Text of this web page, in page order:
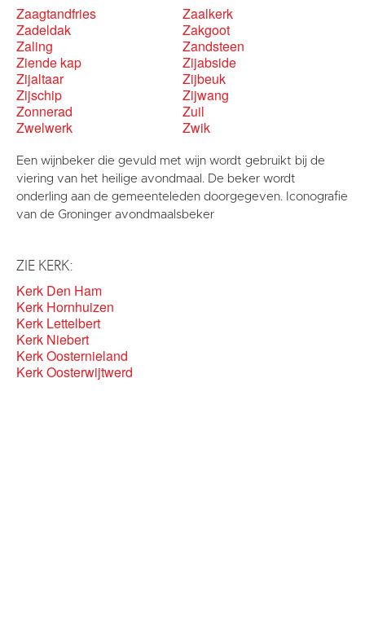
Zaagtandfries
Zaalkerk
Zadeldak
Zakgoot
Zaling
Zandsteen
Ziende kap
Zijabside
Zijaltaar
Zijbeuk
Zijschip
Zijwang
Zonnerad
Zuil
Zwelwerk
Zwik
Een wijnbeker die gevuld met wijn wordt gebruikt bij de
viering van het heilige avondmaal. De beker wordt
onderling aan de gemeenteleden doorgegeven. Iconografie
van de Groninger avondmaalsbeker
ZIE KERK:
Kerk Den Ham
Kerk Hornhuizen
Kerk Lettelbert
Kerk Niebert
Kerk Oosternieland
Kerk Oosterwijtwerd